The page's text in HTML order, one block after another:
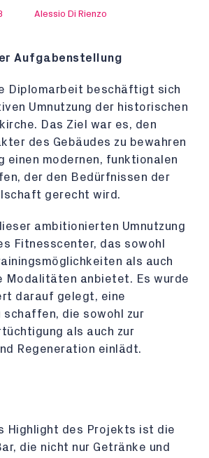
Alessio Di Rienzo
Aufgabenstellung
Diplomarbeit beschäftigt sich
Umnutzung der historischen
Das Ziel war es, den
des Gebäudes zu bewahren
einen modernen, funktionalen
der den Bedürfnissen der
gerecht wird.
ambitionierten Umnutzung
Fitnesscenter, das sowohl
als auch
Modalitäten anbietet. Es wurde
darauf gelegt, eine
schaffen, die sowohl zur
als auch zur
Regeneration einlädt.
Highlight des Projekts ist die
die nicht nur Getränke und